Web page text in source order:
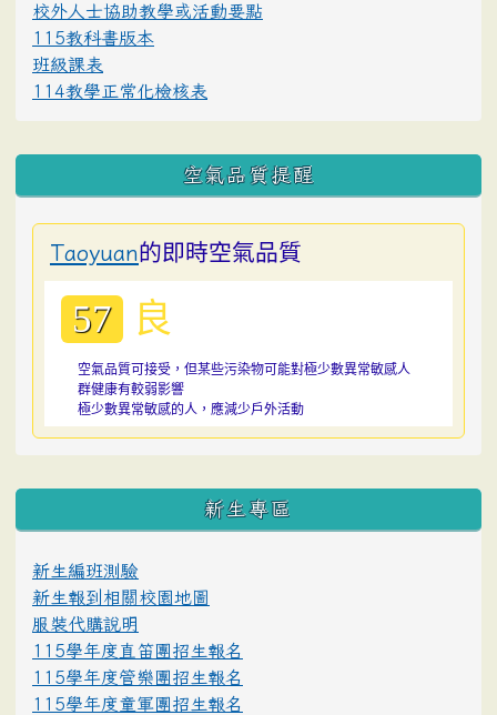
校外人士協助教學或活動要點
115教科書版本
班級課表
114教學正常化檢核表
空氣品質提醒
Taoyuan的即時空氣品質
57 良
空氣品質可接受，但某些污染物可能對極少數異常敏感人
群健康有較弱影響
極少數異常敏感的人，應減少戶外活動
:::
新生專區
新生編班測驗
新生報到相關校園地圖
服裝代購說明
115學年度直笛團招生報名
115學年度管樂團招生報名
115學年度童軍團招生報名